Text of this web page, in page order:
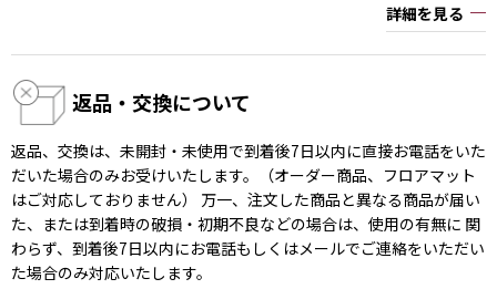
詳細を見る
返品・交換について
返品、交換は、未開封・未使用で到着後7日以内に直接お電話をいた
だいた場合のみお受けいたします。（オーダー商品、フロアマット
はご対応しておりません） 万一、注文した商品と異なる商品が届い
た、または到着時の破損・初期不良などの場合は、使用の有無に 関
わらず、到着後7日以内にお電話もしくはメールでご連絡をいただい
た場合のみ対応いたします。